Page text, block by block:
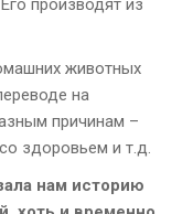
производят из
животных
на
причинам –
здоровьем и т.д.
нам историю